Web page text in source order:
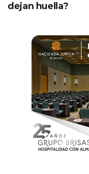
Etiquetas:
dejan huella?